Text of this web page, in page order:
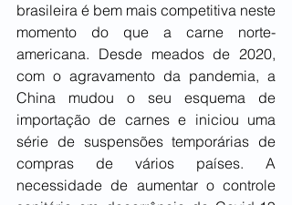
brasileira é bem mais competitiva neste
momento do que a carne norte-
americana. Desde meados de 2020,
com o agravamento da pandemia, a
China mudou o seu esquema de
importação de carnes e iniciou uma
série de suspensões temporárias de
compras de vários países. A
necessidade de aumentar o controle